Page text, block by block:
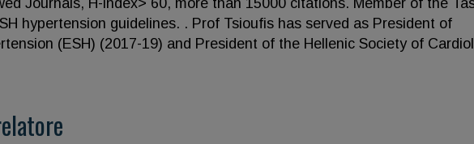
Journals, H-index> 60, more than 15000 citations. Member of the
hypertension guidelines. . Prof Tsioufis has served as President of
(ESH) (2017-19) and President of the Hellenic Society of